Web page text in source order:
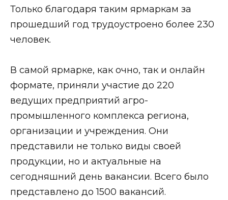
Только благодаря таким ярмаркам за
прошедший год трудоустроено более 230
человек.
В самой ярмарке, как очно, так и онлайн
формате, приняли участие до 220
ведущих предприятий агро-
промышленного комплекса региона,
организации и учреждения. Они
представили не только виды своей
продукции, но и актуальные на
сегодняшний день вакансии. Всего было
представлено до 1500 вакансий.